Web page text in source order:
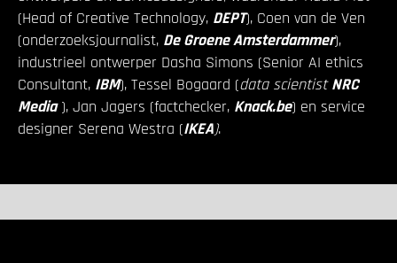
(Head of Creative Technology, DEPT), Coen van de Ven
(onderzoeksjournalist, De Groene Amsterdammer),
industrieel ontwerper Dasha Simons (Senior AI ethics
Consultant, IBM), Tessel Bogaard (data scientistNRC
Media), Jan Jagers (factchecker, Knack.be) en service
designer Serena Westra (IKEA).